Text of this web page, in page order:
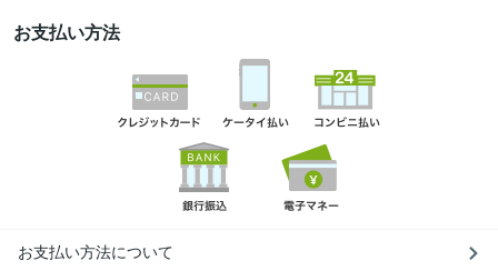
お支払い方法
お支払い方法について